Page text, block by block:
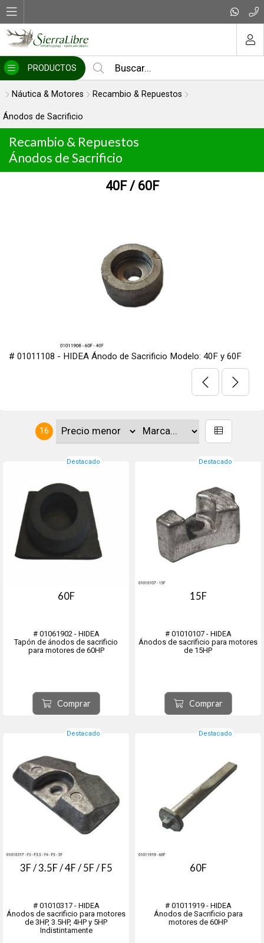
PRODUCTOS
Náutica & Motores Recambio & Repuestos
Ánodos de Sacrificio
Recambio & Repuestos
Ánodos de Sacrificio
40F / 60F
# 01011108 - HIDEA Ánodo de Sacrificio Modelo: 40F y 60F
16
Destacado
60F
# 01061902 - HIDEA
Tapón de ánodos de sacrificio
para motores de 60HP
Comprar
Destacado
15F
# 01010107 - HIDEA
Ánodos de sacrificio para motores
de 15HP
Comprar
Destacado
3F / 3.5F / 4F / 5F / F5
# 01010317 - HIDEA
Ánodos de sacrificio para motores
de 3HP, 3.5HP, 4HP y 5HP
Indistintamente
Destacado
60F
# 01011919 - HIDEA
Ánodos de Sacrificio para
motores de 60HP